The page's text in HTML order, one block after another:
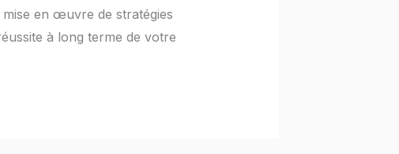
mise en œuvre de stratégies
à long terme de votre